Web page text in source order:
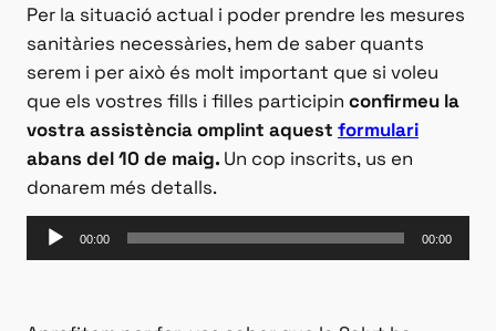
Per la situació actual i poder prendre les mesures
sanitàries necessàries, hem de saber quants
serem i per això és molt important que si voleu
que els vostres fills i filles participin confirmeu la
vostra assistència omplint aquest formulari
abans del 10 de maig. Un cop inscrits, us en
donarem més detalls.
Reproductor
d'àudio
00:00 00:00